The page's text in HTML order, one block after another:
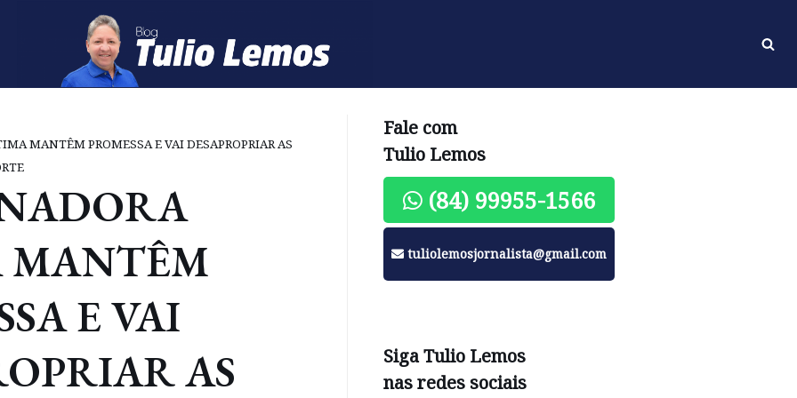
MANTÊM PROMESSA E VAI DESAPROPRIAR AS
MANTÊM
E VAI
AS
Fale com
Tulio Lemos
(84) 99955-1566
tuliolemosjornalista@gmail.com
Siga Tulio Lemos
nas redes sociais